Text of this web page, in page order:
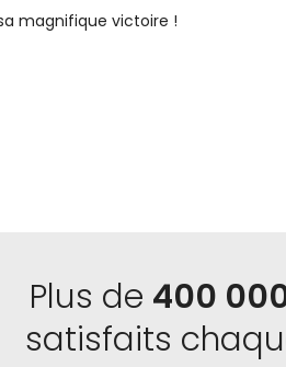
magnifique victoire !
Plus de 400
satisfaits